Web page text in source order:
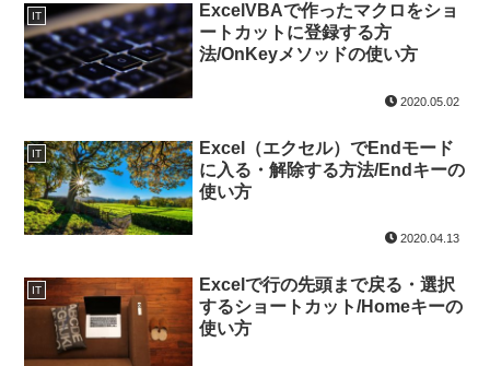
IT
ExcelVBAで作ったマクロをショ
ートカットに登録する方
法/OnKeyメソッドの使い方
2020.05.02
IT
Excel（エクセル）でEndモード
に入る・解除する方法/Endキーの
使い方
2020.04.13
IT
Excelで行の先頭まで戻る・選択
するショートカット/Homeキーの
使い方